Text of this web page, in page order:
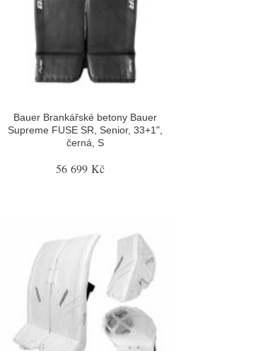
Bauer Brankářské betony Bauer
Supreme FUSE SR, Senior, 33+1",
černá, S
56 699 Kč